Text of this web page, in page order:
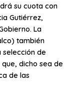
su cuota con
Gutiérrez,
La
también
de
dicho sea de
de las